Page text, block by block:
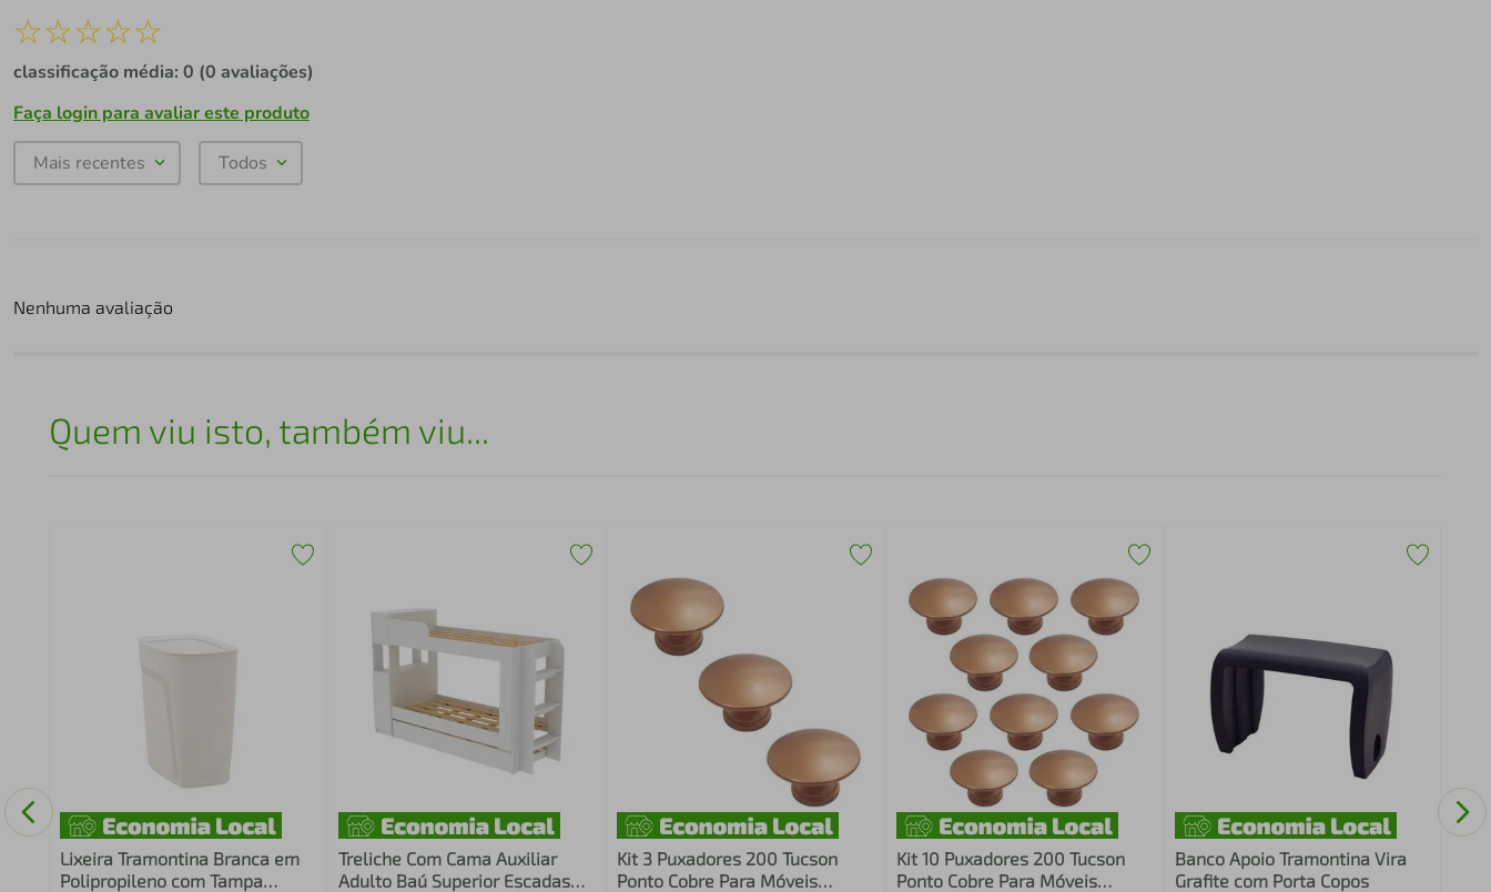
☆☆☆☆☆
classificação média: 0 (0 avaliações)
Faça login para avaliar este produto
Mais recentes Todos
Nenhuma avaliação
Quem viu isto, também viu...
Lixeira Tramontina Branca em
Polipropileno com Tampa
Treliche Com Cama Auxiliar
Adulto Baú Superior Escadas
Kit 3 Puxadores 200 Tucson
Ponto Cobre Para Móveis
Kit 10 Puxadores 200 Tucson
Ponto Cobre Para Móveis
Banco Apoio Tramontina Vira
Grafite com Porta Copos